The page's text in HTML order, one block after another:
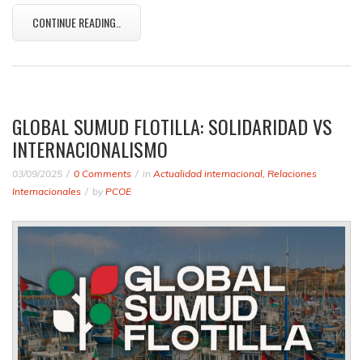
CONTINUE READING..
GLOBAL SUMUD FLOTILLA: SOLIDARIDAD VS
INTERNACIONALISMO
03/09/2025 0 Comments in Actualidad internacional, Relaciones
Internacionales
by PCOE